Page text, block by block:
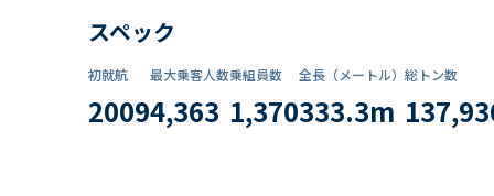
スペック
初就航
2009
最大乗客人数
4,363
乗組員数​
1,370
全長（メートル）
333.3m
総トン数​